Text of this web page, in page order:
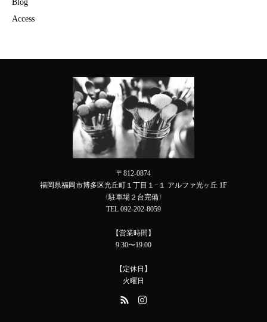
Blog
Access
〒812-0874
福岡県福岡市博多区光丘町１丁目１−１ アルファ光ヶ丘 1F
〈駐車場２台完備〉
TEL 092-202-8059
【営業時間】
9:30〜19:00
【定休日】
火曜日